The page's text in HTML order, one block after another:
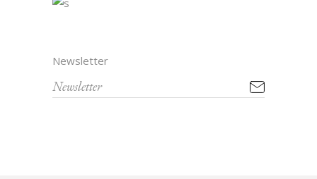
Newsletter